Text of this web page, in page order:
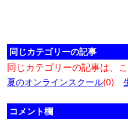
同じカテゴリーの記事
同じカテゴリーの記事は、
夏のオンラインスクール(0)
コメント欄